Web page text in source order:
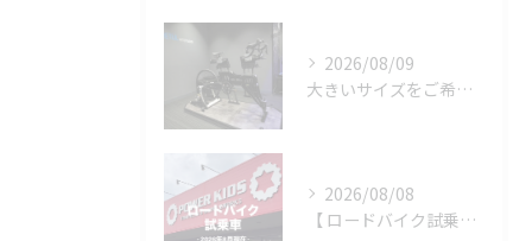
2026/08/09
大きいサイズをご希望のお客様へ
2026/08/08
【 ロードバイク試乗車 】※2026年8月現在